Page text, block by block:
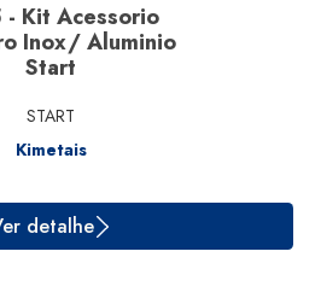
Ver detalhe
Kit Acessorio
Inox/ Aluminio
Start
START
Kimetais